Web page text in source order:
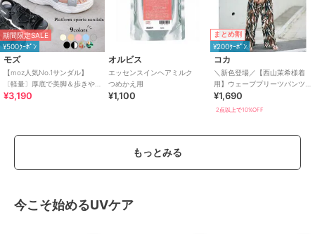
期間限定SALE
¥500ｸｰﾎﾟﾝ
モズ
【moz人気No.1サンダル】
〔軽量〕厚底で美脚＆歩きや
すい！疲れにくいフィット感
¥3,190
オルビス
エッセンスインヘアミルク
つめかえ用
¥1,100
まとめ割
¥200ｸｰﾎﾟﾝ
コカ
＼新色登場／【西山茉希様着
用】ウェーブプリーツパンツ
全12色 / セルフカット可能
¥1,690
2点以上で10%OFF
もっとみる
今こそ始めるUVケア